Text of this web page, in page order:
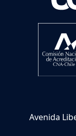
Avenida